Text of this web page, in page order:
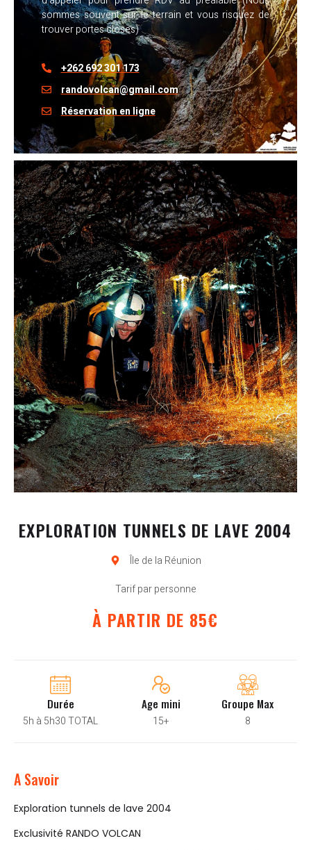
EXPLORATION TUNNELS DE LAVE 2004
Île de la Réunion
Tarif par personne
À PARTIR DE 85€
Durée
5h à 5h30 TOTAL
Age mini
15+
Groupe Max
8
A Savoir
Exploration tunnels de lave 2004
Exclusivité RANDO VOLCAN
sommes souvent sur le terrain et vous risquez de
trouver portes closes)
+262 692 301 173
randovolcan@gmail.com
Réservation en ligne